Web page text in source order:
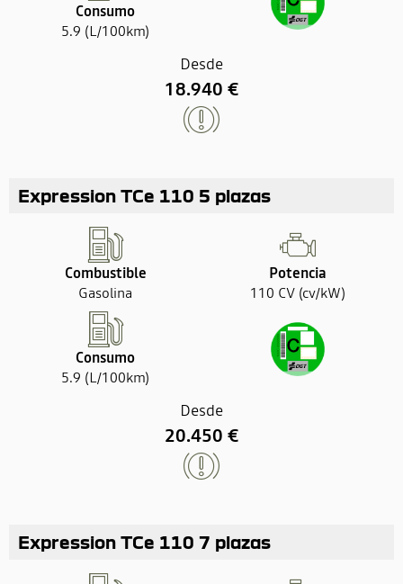
Consumo
5.9 (L/100km)
Desde
18.940 €
Expression TCe 110 5 plazas
Combustible
Gasolina
Potencia
110 CV (cv/kW)
Consumo
5.9 (L/100km)
Desde
20.450 €
Expression TCe 110 7 plazas